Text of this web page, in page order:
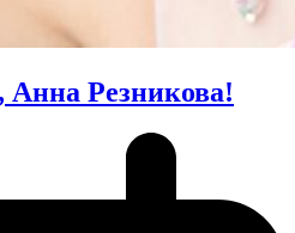
Резникова!